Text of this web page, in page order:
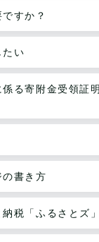
すか？
い
る寄附金受領証
書き方
税「ふるさとズ